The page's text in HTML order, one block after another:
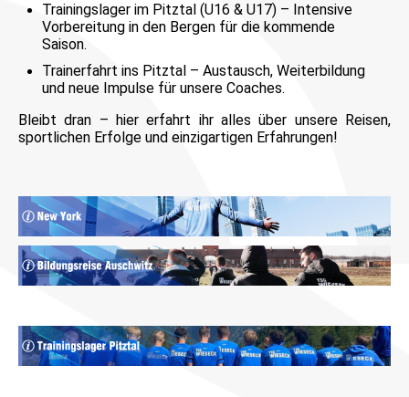
Trainingslager im Pitztal (U16 & U17) – Intensive
Vorbereitung in den Bergen für die kommende
Saison.
Trainerfahrt ins Pitztal – Austausch, Weiterbildung
und neue Impulse für unsere Coaches.
Bleibt dran – hier erfahrt ihr alles über unsere Reisen,
sportlichen Erfolge und einzigartigen Erfahrungen!